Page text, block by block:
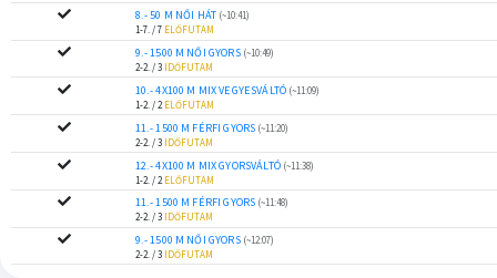
8.- 50 M NŐI HÁT (~10:41)
1-7. / 7 ELŐFUTAM
9.- 1500 M NŐI GYORS (~10:49)
2-2. / 3 IDŐFUTAM
10.- 4X100 M MIX VEGYESVÁLTÓ (~11:09)
1-2. / 2 ELŐFUTAM
11.- 1500 M FÉRFI GYORS (~11:20)
2-2. / 3 IDŐFUTAM
12.- 4X100 M MIX GYORSVÁLTÓ (~11:38)
1-2. / 2 ELŐFUTAM
11.- 1500 M FÉRFI GYORS (~11:48)
2-2. / 3
IDŐFUTAM
9.- 1500 M NŐI GYORS (~12:07)
2-2. / 3 IDŐFUTAM